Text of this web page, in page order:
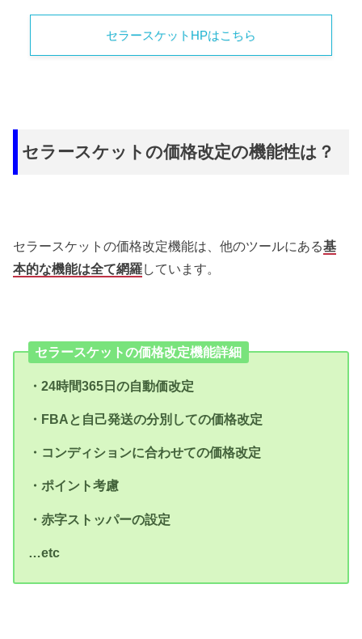
セラースケットHPはこちら
セラースケットの価格改定の機能性は？
セラースケットの価格改定機能は、他のツールにある基
本的な機能は全て網羅しています。
セラースケットの価格改定機能詳細
・24時間365日の自動価改定
・FBAと自己発送の分別しての価格改定
・コンディションに合わせての価格改定
・ポイント考慮
・赤字ストッパーの設定
…etc